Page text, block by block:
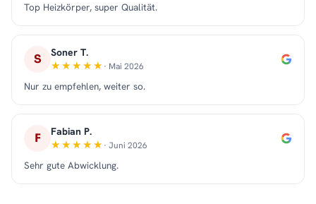
Top Heizkörper, super Qualität.
S Soner T.
· Mai 2026
Nur zu empfehlen, weiter so.
F Fabian P.
· Juni 2026
Sehr gute Abwicklung.